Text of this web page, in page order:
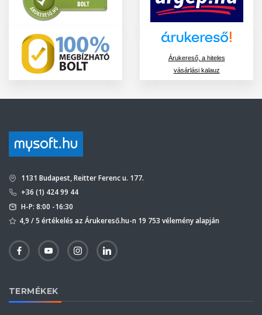
Árukereső, a hiteles
vásárlási kalauz
1131 Budapest, Reitter Ferenc u. 177.
+36 (1) 424 99 44
H-P: 8:00 -16:30
4,9 / 5 értékelés az Árukereső.hu-n 19 753 vélemény alapján
TERMÉKEK